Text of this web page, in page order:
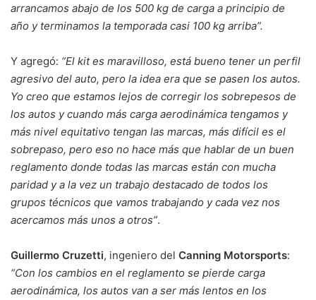
arrancamos abajo de los 500 kg de carga a principio de
año y terminamos la temporada casi 100 kg arriba”.
Y agregó: “El kit es maravilloso, está bueno tener un perfil
agresivo del auto, pero la idea era que se pasen los autos.
Yo creo que estamos lejos de corregir los sobrepesos de
los autos y cuando más carga aerodinámica tengamos y
más nivel equitativo tengan las marcas, más difícil es el
sobrepaso, pero eso no hace más que hablar de un buen
reglamento donde todas las marcas están con mucha
paridad y a la vez un trabajo destacado de todos los
grupos técnicos que vamos trabajando y cada vez nos
acercamos más unos a otros”.
Guillermo Cruzetti, ingeniero del Canning Motorsports:
“Con los cambios en el reglamento se pierde carga
aerodinámica, los autos van a ser más lentos en los